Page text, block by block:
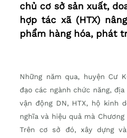
chủ cơ sở sản xuất,
hợp tác xã (HTX)
phẩm hàng hóa, phát
Những năm qua, huyện Cư
đạo các ngành chức năng,
vận động DN, HTX, hộ kinh
nghĩa và hiệu quả mà
Trên cơ sở đó, xây dựng